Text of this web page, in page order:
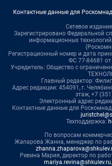
Контактные данные для
Сетевое
Зарегистрировано Федеральной
информационных
Регистрационный номер и дата
ФС 77-84681 от
Учредитель: Общество с
Главный редактор:
Адрес редакции: 454091, г.
этаж, +7
Электронный адрес
Контактные данные для
Техподдержка:
По вопросам
Жапарова Жанна, менеджер по
Ревина Мария, директор по
mariya.revina@shkulev.ru